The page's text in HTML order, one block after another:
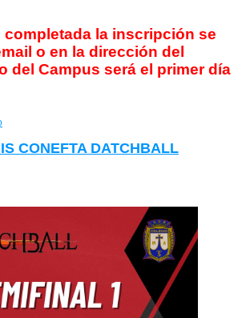
completada la inscripción se
o en la dirección del
del Campus será el primer día
CONEFTA DATCHBALL